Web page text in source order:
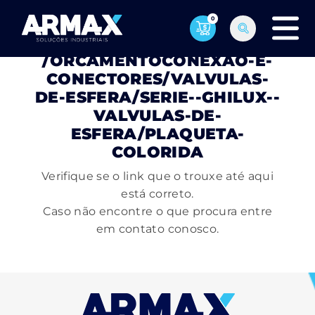
0
PÁGINA NÃO ENCONTRADA
/ORCAMENTOCONEXAO-E-
CONECTORES/VALVULAS-
DE-ESFERA/SERIE--GHILUX--
VALVULAS-DE-
ESFERA/PLAQUETA-
COLORIDA
Verifique se o link que o trouxe até aqui
está correto.
Caso não encontre o que procura entre
em contato conosco.